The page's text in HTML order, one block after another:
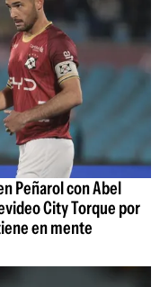
Peñarol con Abel
City Torque por
en mente